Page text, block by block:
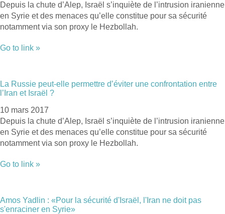
Depuis la chute d’Alep, Israël s’inquiète de l’intrusion iranienne
en Syrie et des menaces qu’elle constitue pour sa sécurité
notamment via son proxy le Hezbollah.
Go to link »
La Russie peut-elle permettre d’éviter une confrontation entre
l’Iran et Israël ?
10 mars 2017
Depuis la chute d’Alep, Israël s’inquiète de l’intrusion iranienne
en Syrie et des menaces qu’elle constitue pour sa sécurité
notamment via son proxy le Hezbollah.
Go to link »
Amos Yadlin : «Pour la sécurité d'Israël, l'Iran ne doit pas
s'enraciner en Syrie»